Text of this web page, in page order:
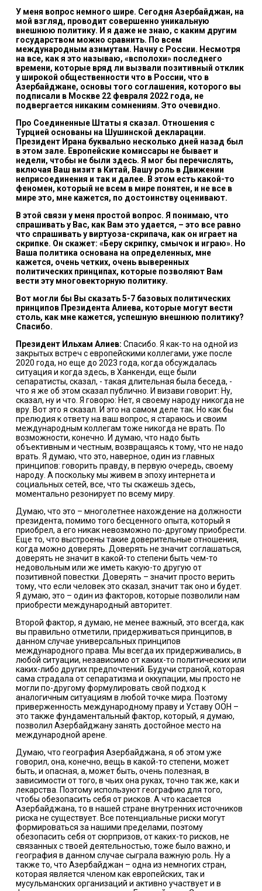
У меня вопрос немного шире. Сегодня Азербайджан, на
мой взгляд, проводит совершенно уникальную
внешнюю политику. И я даже не знаю, с каким другим
государством можно сравнить. По всем
международным азимутам. Начну с России. Несмотря
на все, как я это называю, «всполохи» последнего
времени, которые вряд ли вызвали позитивный отклик
у широкой общественности что в России, что в
Азербайджане, основы того соглашения, которого вы
подписали в Москве 22 февраля 2022 года, не
подвергается никаким сомнениям. Это очевидно.
Про Соединенные Штаты я сказал. Отношения с
Турцией основаны на Шушинской декларации.
Президент Ирана буквально несколько дней назад был
в этом зале. Европейские комиссары не бывает и
недели, чтобы не были здесь. Я мог бы перечислять,
включая Ваш визит в Китай, Вашу роль в Движении
неприсоединения и так и далее. В этом есть какой-то
феномен, который не всем в мире понятен, и не все в
мире это, мне кажется, по достоинству оценивают.
В этой связи у меня простой вопрос. Я понимаю, что
спрашивать у Вас, как Вам это удается, – это все равно
что спрашивать у виртуоза-скрипача, как он играет на
скрипке. Он скажет: «Беру скрипку, смычок и играю». Но
Ваша политика основана на определенных, мне
кажется, очень четких, очень выверенных
политических принципах, которые позволяют Вам
вести эту многовекторную политику.
Вот могли бы Вы сказать 5-7 базовых политических
принципов Президента Алиева, которые могут вести
столь, как мне кажется, успешную внешнюю политику?
Спасибо.
Президент Ильхам Алиев: Спасибо. Я как-то на одной из
закрытых встреч с европейскими коллегами, уже после
2020 года, но еще до 2023 года, когда обсуждалась
ситуация и когда здесь, в Ханкенди, еще были
сепаратисты, сказал, - такая длительная была беседа, -
что я же об этом сказал публично. И визави говорит: Ну,
сказал, ну и что. Я говорю: Нет, я своему народу никогда не
вру. Вот это я сказал. И это на самом деле так. Но как бы
прелюдия к ответу на ваш вопрос, я стараюсь и своим
международным коллегам тоже никогда не врать. По
возможности, конечно. И думаю, что надо быть
объективным и честным, возвращаясь к тому, что не надо
врать. Я думаю, что это, наверное, один из главных
принципов: говорить правду, в первую очередь, своему
народу. А поскольку мы живем в эпоху интернета и
социальных сетей, все, что ты скажешь здесь,
моментально резонирует по всему миру.
Думаю, что это – многолетнее нахождение на должности
президента, помимо того бесценного опыта, который я
приобрел, а его никак невозможно по-другому приобрести.
Еще то, что выстроены такие доверительные отношения,
когда можно доверять. Доверять не значит соглашаться,
доверять не значит в какой-то степени быть чем-то
недовольным или же иметь какую-то другую от
позитивной повестки. Доверять – значит просто верить
тому, что если человек это сказал, значит так оно и будет.
Я думаю, это – один из факторов, которые позволили нам
приобрести международный авторитет.
Второй фактор, я думаю, не менее важный, это всегда, как
вы правильно отметили, придерживаться принципов, в
данном случае универсальных принципов
международного права. Мы всегда их придерживались, в
любой ситуации, независимо от каких-то политических или
каких-либо других предпочтений. Будучи страной, которая
сама страдала от сепаратизма и оккупации, мы просто не
могли по-другому формулировать свой подход к
аналогичным ситуациям в любой точке мира. Поэтому
приверженность международному праву и Уставу ООН –
это также фундаментальный фактор, который, я думаю,
позволил Азербайджану занять достойное место на
международной арене.
Думаю, что география Азербайджана, я об этом уже
говорил, она, конечно, вещь в какой-то степени, может
быть, и опасная, а, может быть, очень полезная, в
зависимости от того, в чьих она руках, точно так же, как и
лекарства. Поэтому используют географию для того,
чтобы обезопасить себя от рисков. А что касается
Азербайджана, то в нашей стране внутренних источников
риска не существует. Все потенциальные риски могут
формироваться за нашими пределами, поэтому
обезопасить себя от сюрпризов, от каких-то рисков, не
связанных с твоей деятельностью, тоже было важно, и
география в данном случае сыграла важную роль. Ну а
также то, что Азербайджан – одна из немногих стран,
которая является членом как европейских, так и
мусульманских организаций и активно участвует и в